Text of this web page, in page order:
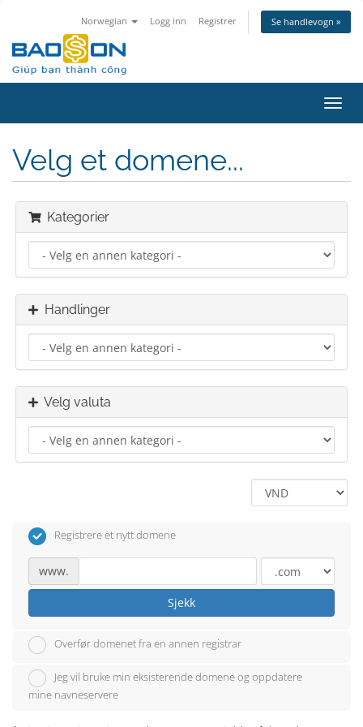
Norwegian Logg inn Registrer Se handlevogn »
Bytt
Velg et domene...
Kategorier
Handlinger
Velg valuta
Registrere et nytt domene
www.
Sjekk
Overfør domenet fra en annen registrar
Jeg vil bruke min eksisterende domene og oppdatere
mine navneservere